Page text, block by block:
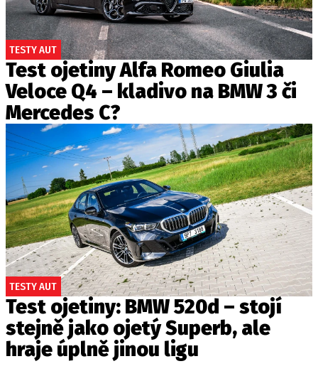
TESTY AUT
Test ojetiny Alfa Romeo Giulia
Veloce Q4 – kladivo na BMW 3 či
Mercedes C?
TESTY AUT
Test ojetiny: BMW 520d – stojí
stejně jako ojetý Superb, ale
hraje úplně jinou ligu